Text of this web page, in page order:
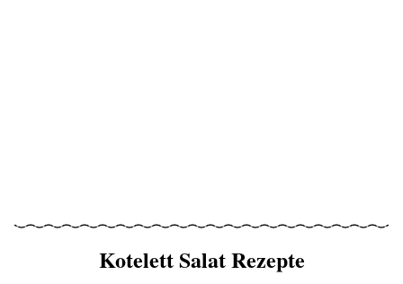
Kotelett Salat Rezepte